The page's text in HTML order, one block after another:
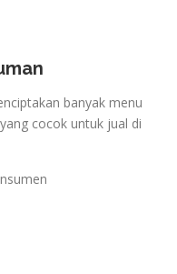
banyak menu
cocok untuk jual di